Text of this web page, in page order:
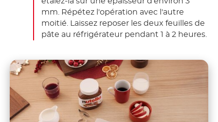
mm. Répétez l'opération avec l'autre
moitié. Laissez reposer les deux feuilles de
pâte au réfrigérateur pendant 1 à 2 heures.